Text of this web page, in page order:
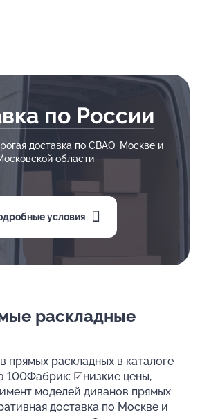
по России
доставка по СВАО, Москве и
области
условия
раскладные
раскладных в каталоге
100Фабрик: ☑низкие цены,
моделей диванов прямых
доставка по Москве и